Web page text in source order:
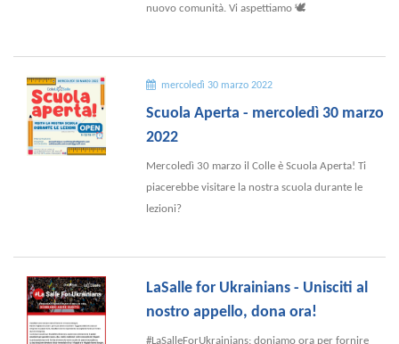
nuovo comunità. Vi aspettiamo 🕊
mercoledì 30 marzo 2022
Scuola Aperta - mercoledì 30 marzo
2022
Mercoledì 30 marzo il Colle è Scuola Aperta! Ti
piacerebbe visitare la nostra scuola durante le
lezioni?
LaSalle for Ukrainians - Unisciti al
nostro appello, dona ora!
#LaSalleForUkrainians: doniamo ora per fornire